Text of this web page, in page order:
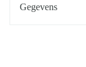
Gegevens